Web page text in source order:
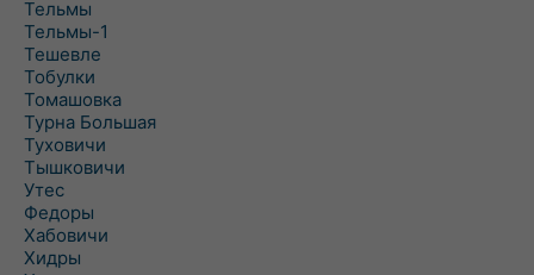
Тельмы
Тельмы-1
Тешевле
Тобулки
Томашовка
Турна Большая
Туховичи
Тышковичи
Утес
Федоры
Хабовичи
Хидры